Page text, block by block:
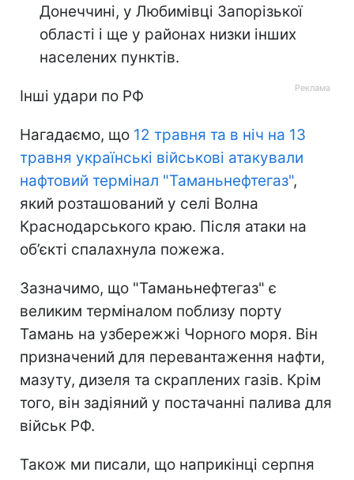
Донеччині, у Любимівці Запорізької
області і ще у районах низки інших
населених пунктів.
Інші удари по РФ
Нагадаємо, що 12 травня та в ніч на 13
травня українські військові атакували
нафтовий термінал "Таманьнефтегаз",
який розташований у селі Волна
Краснодарського краю. Після атаки на
об’єкті спалахнула пожежа.
Зазначимо, що "Таманьнефтегаз" є
великим терміналом поблизу порту
Тамань на узбережжі Чорного моря. Він
призначений для перевантаження нафти,
мазуту, дизеля та скраплених газів. Крім
того, він задіяний у постачанні палива для
військ РФ.
Також ми писали, що наприкінці серпня